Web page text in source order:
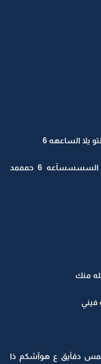
يلا الساعهه 6
منآير قآمت مخترعه : يوووووه السسسسآعه 6 حمممد
منك
فيني
دقآيق ع هوآشكم ذا